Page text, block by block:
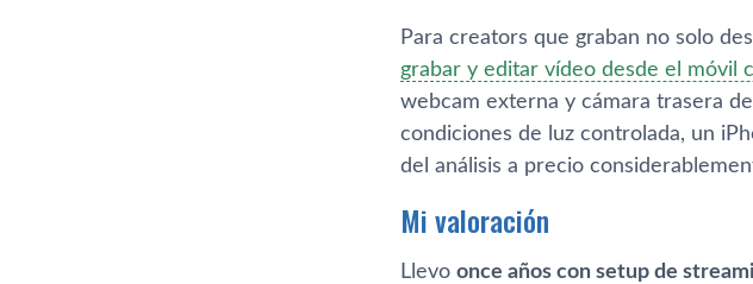
Para creators que graban no solo
grabar y editar vídeo desde el móvil
webcam externa y cámara trasera
condiciones de luz controlada, un
del análisis a precio
Mi valoración
Llevo once años con setup de